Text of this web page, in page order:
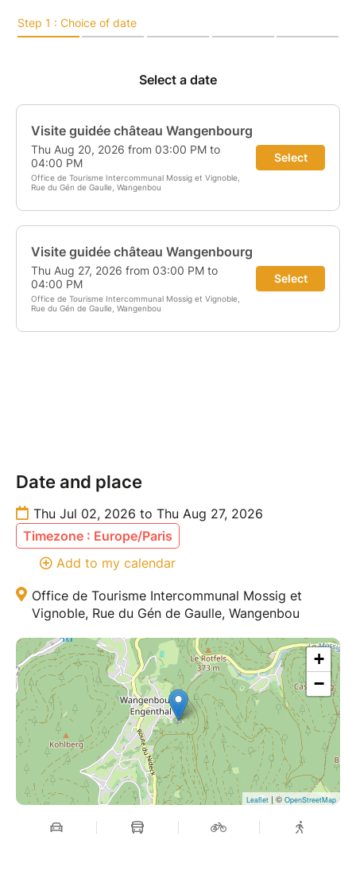
Date and place
Thu Jul 02, 2026 to Thu Aug 27, 2026
Timezone : Europe/Paris
Add to my calendar
Office de Tourisme Intercommunal Mossig et
Vignoble, Rue du Gén de Gaulle, Wangenbou
+
−
Leaflet | © OpenStreetMap